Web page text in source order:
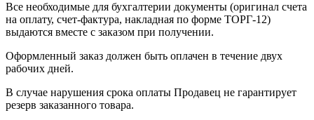
Все необходимые для бухгалтерии документы (оригинал счета
на оплату, счет-фактура, накладная по форме ТОРГ-12)
выдаются вместе с заказом при получении.
Оформленный заказ должен быть оплачен в течение двух
рабочих дней.
В случае нарушения срока оплаты Продавец не гарантирует
резерв заказанного товара.